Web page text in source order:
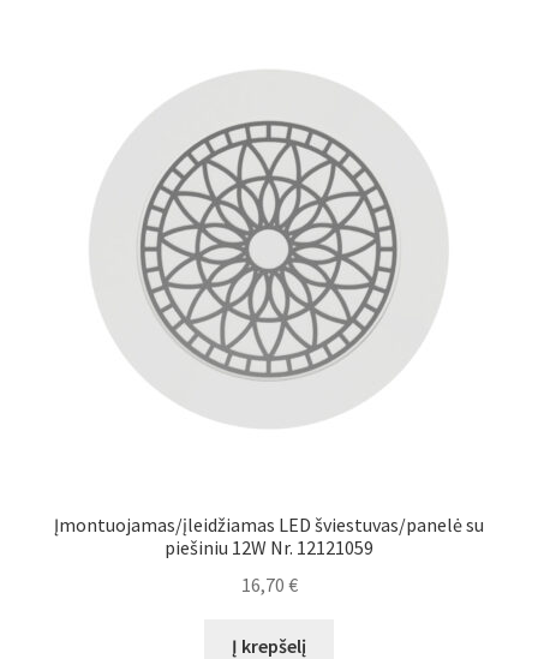
Įmontuojamas/įleidžiamas LED šviestuvas/panelė su
piešiniu 12W Nr. 12121059
16,70 €
Į krepšelį